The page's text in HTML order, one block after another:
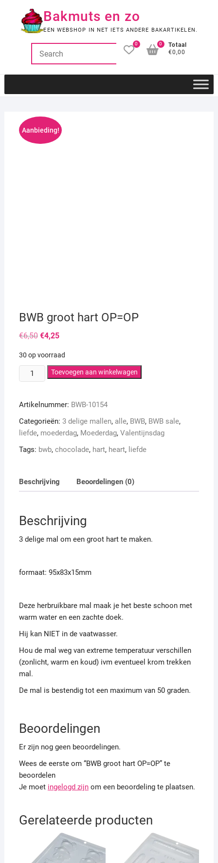
Bakmuts en zo
EEN WEBSHOP IN NET IETS ANDERE BAKARTIKELEN.
0
Totaal
€0,00
0
Aanbieding!
BWB groot hart OP=OP
€6,50 Oorspronkelijke
prijs
€6,50.
€4,25Huidige
€4,25.
30 op voorraad
BWB
groot
OP=OP
aantal
Toevoegen aan winkelwagen
Artikelnummer: BWB-10154
Categorieën: 3 delige mallen, alle, BWB, BWB sale,
liefde, moederdag, Moederdag, Valentijnsdag
Tags: bwb, chocolade, hart, heart, liefde
Beschrijving Beoordelingen (0)
Beschrijving
3 delige mal om een groot hart te maken.
formaat: 95x83x15mm
Deze herbruikbare mal maak je het beste schoon met
warm water en een zachte doek.
Hij kan NIET in de vaatwasser.
Hou de mal weg van extreme temperatuur verschillen
(zonlicht, warm en koud) ivm eventueel krom trekken
mal.
De mal is bestendig tot een maximum van 50 graden.
Beoordelingen
Er zijn nog geen beoordelingen.
Wees de eerste om “BWB groot hart OP=OP” te
beoordelen
Je moet ingelogd zijnom een beoordeling te plaatsen.
Gerelateerde producten